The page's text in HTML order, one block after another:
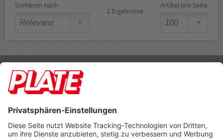
Sortieren nach
2 Ergebnisse
Artikel pro Seite
Rufen Sie uns an 04298 401-0
Lieferbedingungen Impressum
Footer anzeigen
PLATE Büromaterial Vertriebs GmbH